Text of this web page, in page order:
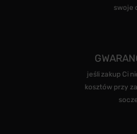
swoje
jeśli zakup Ci
kosztów przy